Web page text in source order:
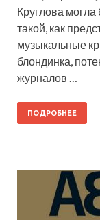
Круглова
такой, как
музыкальные
блондинка,
журналов …
ПОДРОБНЕЕ